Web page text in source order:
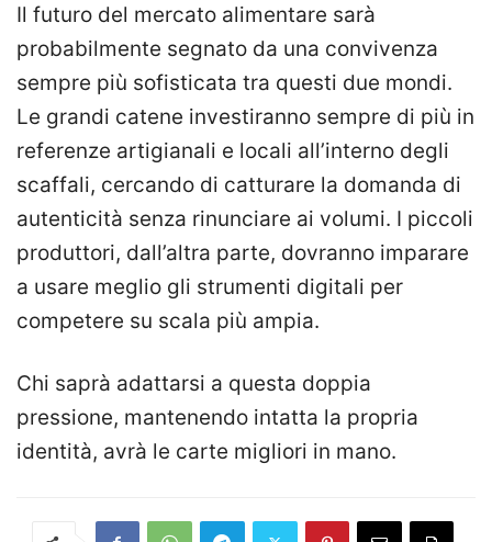
Il futuro del mercato alimentare sarà
probabilmente segnato da una convivenza
sempre più sofisticata tra questi due mondi.
Le grandi catene investiranno sempre di più in
referenze artigianali e locali all’interno degli
scaffali, cercando di catturare la domanda di
autenticità senza rinunciare ai volumi. I piccoli
produttori, dall’altra parte, dovranno imparare
a usare meglio gli strumenti digitali per
competere su scala più ampia.
Chi saprà adattarsi a questa doppia
pressione, mantenendo intatta la propria
identità, avrà le carte migliori in mano.